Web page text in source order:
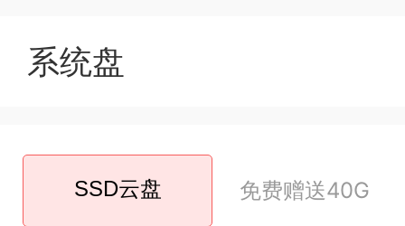
系统盘
SSD云盘 免费赠送40G